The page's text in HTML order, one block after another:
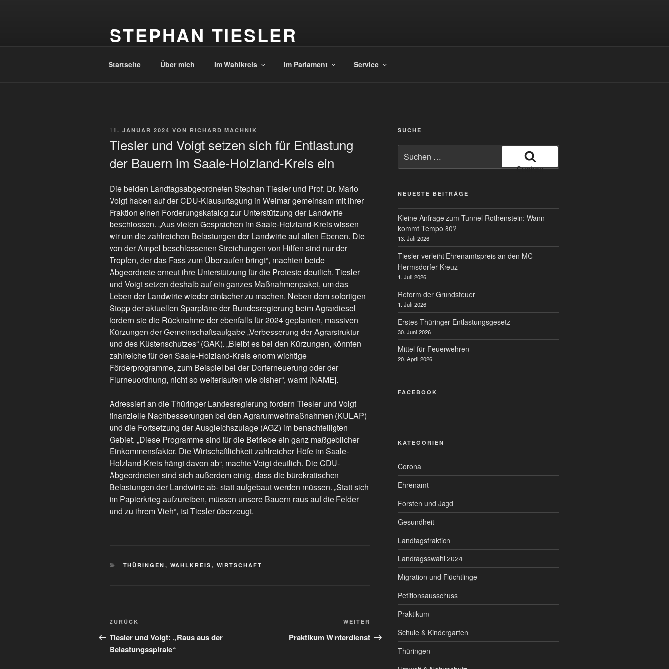
STEPHAN TIESLER
Startseite Über mich Im Wahlkreis Im Parlament Service
VERÖFFENTLICHT
11. JANUAR 2024 VON RICHARD MACHNIK
Tiesler und Voigt setzen sich für Entlastung
der Bauern im Saale-Holzland-Kreis ein
Die beiden Landtagsabgeordneten Stephan Tiesler und Prof. Dr. Mario
Voigt haben auf der CDU-Klausurtagung in Weimar gemeinsam mit ihrer
Fraktion einen Forderungskatalog zur Unterstützung der Landwirte
beschlossen. „Aus vielen Gesprächen im Saale-Holzland-Kreis wissen
wir um die zahlreichen Belastungen der Landwirte auf allen Ebenen. Die
von der Ampel beschlossenen Streichungen von Hilfen sind nur der
Tropfen, der das Fass zum Überlaufen bringt“, machten beide
Abgeordnete erneut ihre Unterstützung für die Proteste deutlich. Tiesler
und Voigt setzen deshalb auf ein ganzes Maßnahmenpaket, um das
Leben der Landwirte wieder einfacher zu machen. Neben dem sofortigen
Stopp der aktuellen Sparpläne der Bundesregierung beim Agrardiesel
fordern sie die Rücknahme der ebenfalls für 2024 geplanten, massiven
Kürzungen der Gemeinschaftsaufgabe „Verbesserung der Agrarstruktur
und des Küstenschutzes“ (GAK). „Bleibt es bei den Kürzungen, könnten
zahlreiche für den Saale-Holzland-Kreis enorm wichtige
Förderprogramme, zum Beispiel bei der Dorferneuerung oder der
Flurneuordnung, nicht so weiterlaufen wie bisher“, warnt [NAME].
Adressiert an die Thüringer Landesregierung fordern Tiesler und Voigt
finanzielle Nachbesserungen bei den Agrarumweltmaßnahmen (KULAP)
und die Fortsetzung der Ausgleichszulage (AGZ) im benachteiligten
Gebiet. „Diese Programme sind für die Betriebe ein ganz maßgeblicher
Einkommensfaktor. Die Wirtschaftlichkeit zahlreicher Höfe im Saale-
Holzland-Kreis hängt davon ab“, machte Voigt deutlich. Die CDU-
Abgeordneten sind sich außerdem einig, dass die bürokratischen
Belastungen der Landwirte ab- statt aufgebaut werden müssen. „Statt sich
im Papierkrieg aufzureiben, müssen unsere Bauern raus auf die Felder
und zu ihrem Vieh“, ist Tiesler überzeugt.
KATEGORIEN
THÜRINGEN , WAHLKREIS , WIRTSCHAFT
Beitragsnavigation
Vorheriger
Beitrag
ZURÜCK
Tiesler und Voigt: „Raus aus der
Belastungsspirale“
Nächster
Beitrag
WEITER
Praktikum Winterdienst
SUCHE
nach:
Suchen
NEUESTE BEITRÄGE
Kleine Anfrage zum Tunnel Rothenstein: Wann
kommt Tempo 80?
13. Juli 2026
Tiesler verleiht Ehrenamtspreis an den MC
Hermsdorfer Kreuz
1. Juli 2026
Reform der Grundsteuer
1. Juli 2026
Erstes Thüringer Entlastungsgesetz
30. Juni 2026
Mittel für Feuerwehren
20. April 2026
FACEBOOK
KATEGORIEN
Corona
Ehrenamt
Forsten und Jagd
Gesundheit
Landtagsfraktion
Landtagsswahl 2024
Migration und Flüchtlinge
Petitionsausschuss
Praktikum
Schule & Kindergarten
Thüringen